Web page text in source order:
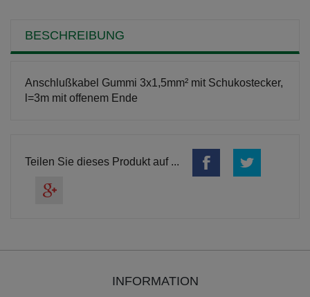
BESCHREIBUNG
Anschlußkabel Gummi 3x1,5mm² mit Schukostecker,
l=3m mit offenem Ende
Teilen Sie dieses Produkt auf ...
INFORMATION